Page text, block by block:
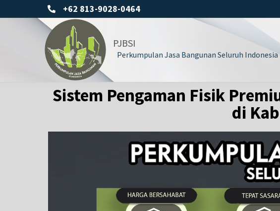
+62 813-9028-0464
PJBSI
Perkumpulan Jasa Bangunan Seluruh Indonesia
Sistem Pengaman Fisik
di